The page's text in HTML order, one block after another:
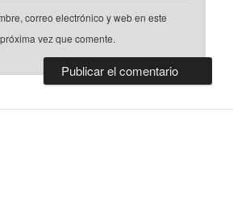
correo electrónico y web en este
vez que comente.